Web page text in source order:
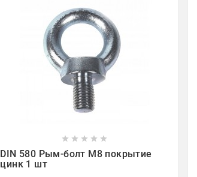
    
DIN 580 Рым-болт М8 покрытие
цинк 1 шт